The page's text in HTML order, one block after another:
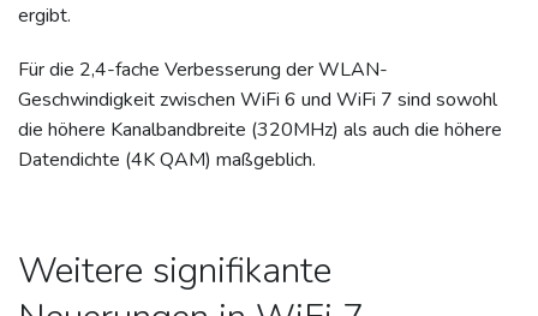
ergibt.
Für die 2,4-fache Verbesserung der WLAN-
Geschwindigkeit zwischen WiFi 6 und WiFi 7 sind sowohl
die höhere Kanalbandbreite (320MHz) als auch die höhere
Datendichte (4K QAM) maßgeblich.
Weitere signifikante